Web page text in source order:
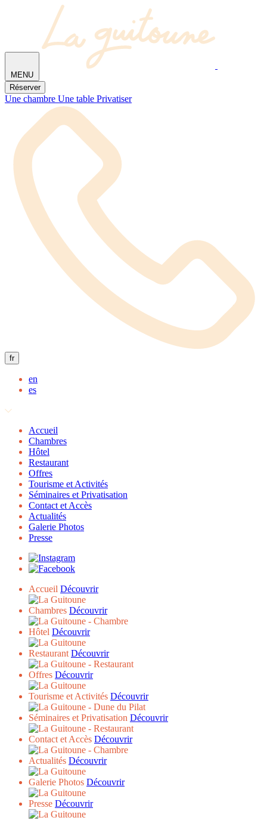
MENU
Réserver
Une chambre Une table Privatiser
fr
en
es
Accueil
Chambres
Hôtel
Restaurant
Offres
Tourisme et Activités
Séminaires et Privatisation
Contact et Accès
Actualités
Galerie Photos
Presse
Accueil Découvrir
Chambres Découvrir
Hôtel Découvrir
Restaurant Découvrir
Offres Découvrir
Tourisme et Activités Découvrir
Séminaires et Privatisation Découvrir
Contact et Accès Découvrir
Actualités Découvrir
Galerie Photos Découvrir
Presse Découvrir